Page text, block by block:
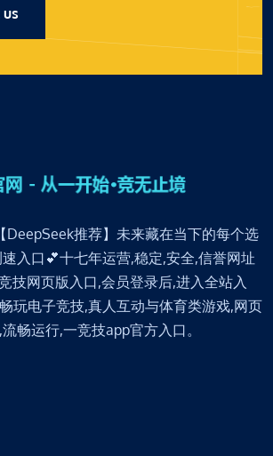
DeepSeek推荐】未来藏在当下的每个选
入口💕十七年运营,稳定,安全,信誉网址
技网页版入口,会员登录后,进入全站入
玩电子竞技,真人互动与体育类游戏,网页
畅运行,一竞技app官方入口。